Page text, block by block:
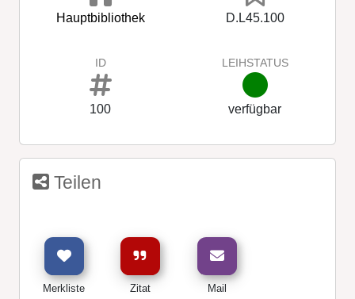
Hauptbibliothek D.L45.100
ID
100
LEIHSTATUS
verfügbar
Teilen
Merkliste Zitat Mail